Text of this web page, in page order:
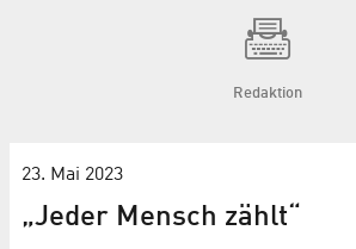
Redaktion
23. Mai 2023
„Jeder Mensch zählt“